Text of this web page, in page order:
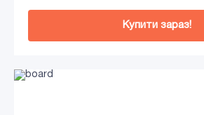
Купити зараз!